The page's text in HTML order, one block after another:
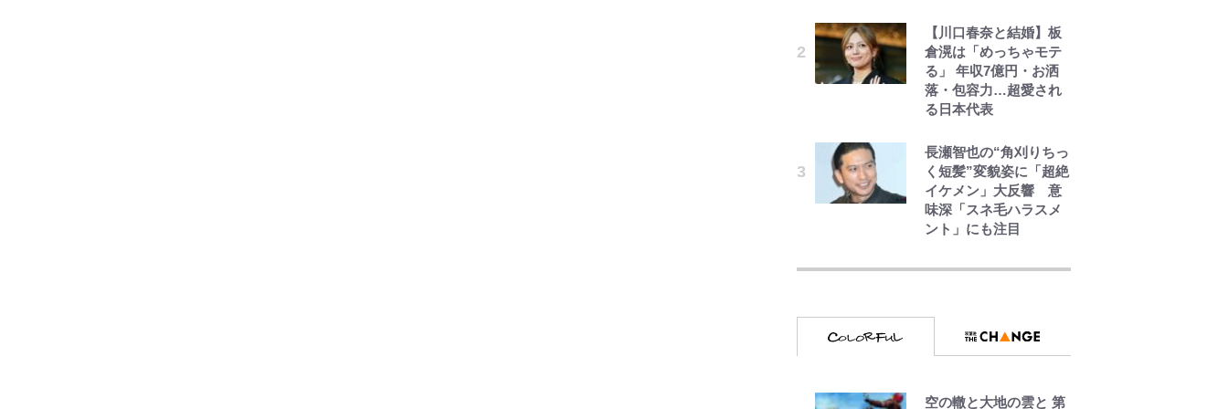
【自転車】「若いとき
は登れたんだけ
ど……」 グラベルバイ
クで暑さに負けそうな
ヒルクライム、砂利道
振り返る50代の夏 長
野県｜2026年
【川口春奈と結婚】板
倉滉は「めっちゃモテ
る」 年収7億円・お洒
落・包容力…超愛され
る日本代表
長瀬智也の“角刈りちっ
く短髪”変貌姿に「超絶
イケメン」大反響 意
味深「スネ毛ハラスメ
ント」にも注目
に妊娠しました~詰んだ
第56話(1)
空の轍と大地の雲と 第